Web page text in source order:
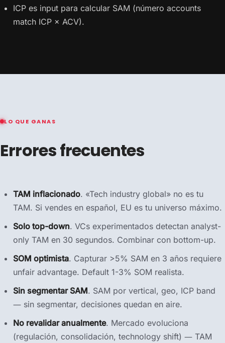
ICP es input para calcular SAM (número accounts
match ICP × ACV).
LO QUE GANAS
Errores frecuentes
TAM inflacionado. «Tech industry global» no es tu
TAM. Si vendes en español, EU es tu universo máximo.
Solo top-down. VCs experimentados detectan analyst-
only TAM en 30 segundos. Combinar con bottom-up.
SOM optimista. Capturar >5% SAM en 3 años requiere
unfair advantage. Default 1-3% SOM realista.
Sin segmentar SAM. SAM por vertical, geo, ICP band
— sin segmentar, decisiones quedan en aire.
No revalidar anualmente. Mercado evoluciona
(regulación, consolidación, technology shift) — TAM